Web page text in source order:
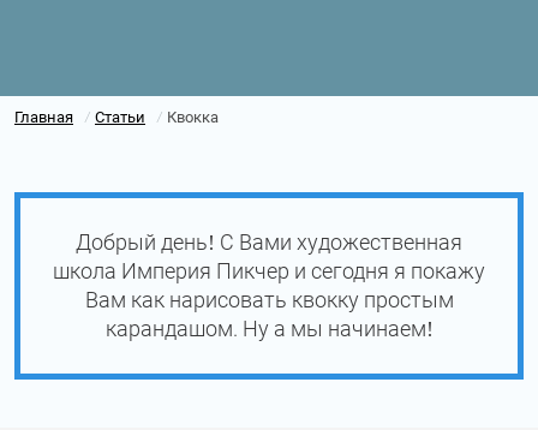
Главная / Статьи / Квокка
Добрый день! С Вами художественная
школа Империя Пикчер и сегодня я покажу
Вам как нарисовать квокку простым
карандашом. Ну а мы начинаем!